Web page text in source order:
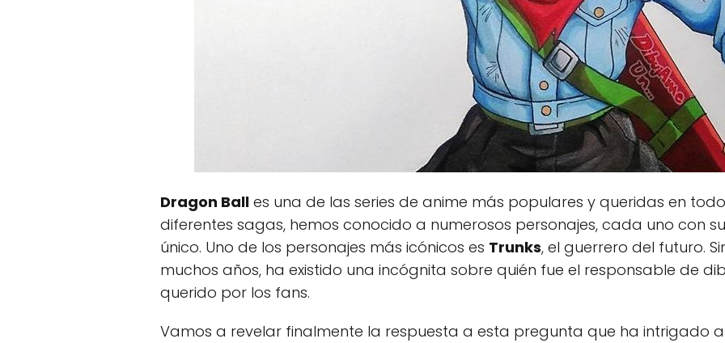
Dragon Ball es una de las series de anime más populares y queridas en
diferentes sagas, hemos conocido a numerosos personajes, cada uno con
único. Uno de los personajes más icónicos es Trunks, el guerrero del futuro.
muchos años, ha existido una incógnita sobre quién fue el responsable de
querido por los fans.
Vamos a revelar finalmente la respuesta a esta pregunta que ha intrigado